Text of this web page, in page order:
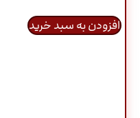
افزودن به سبد خرید